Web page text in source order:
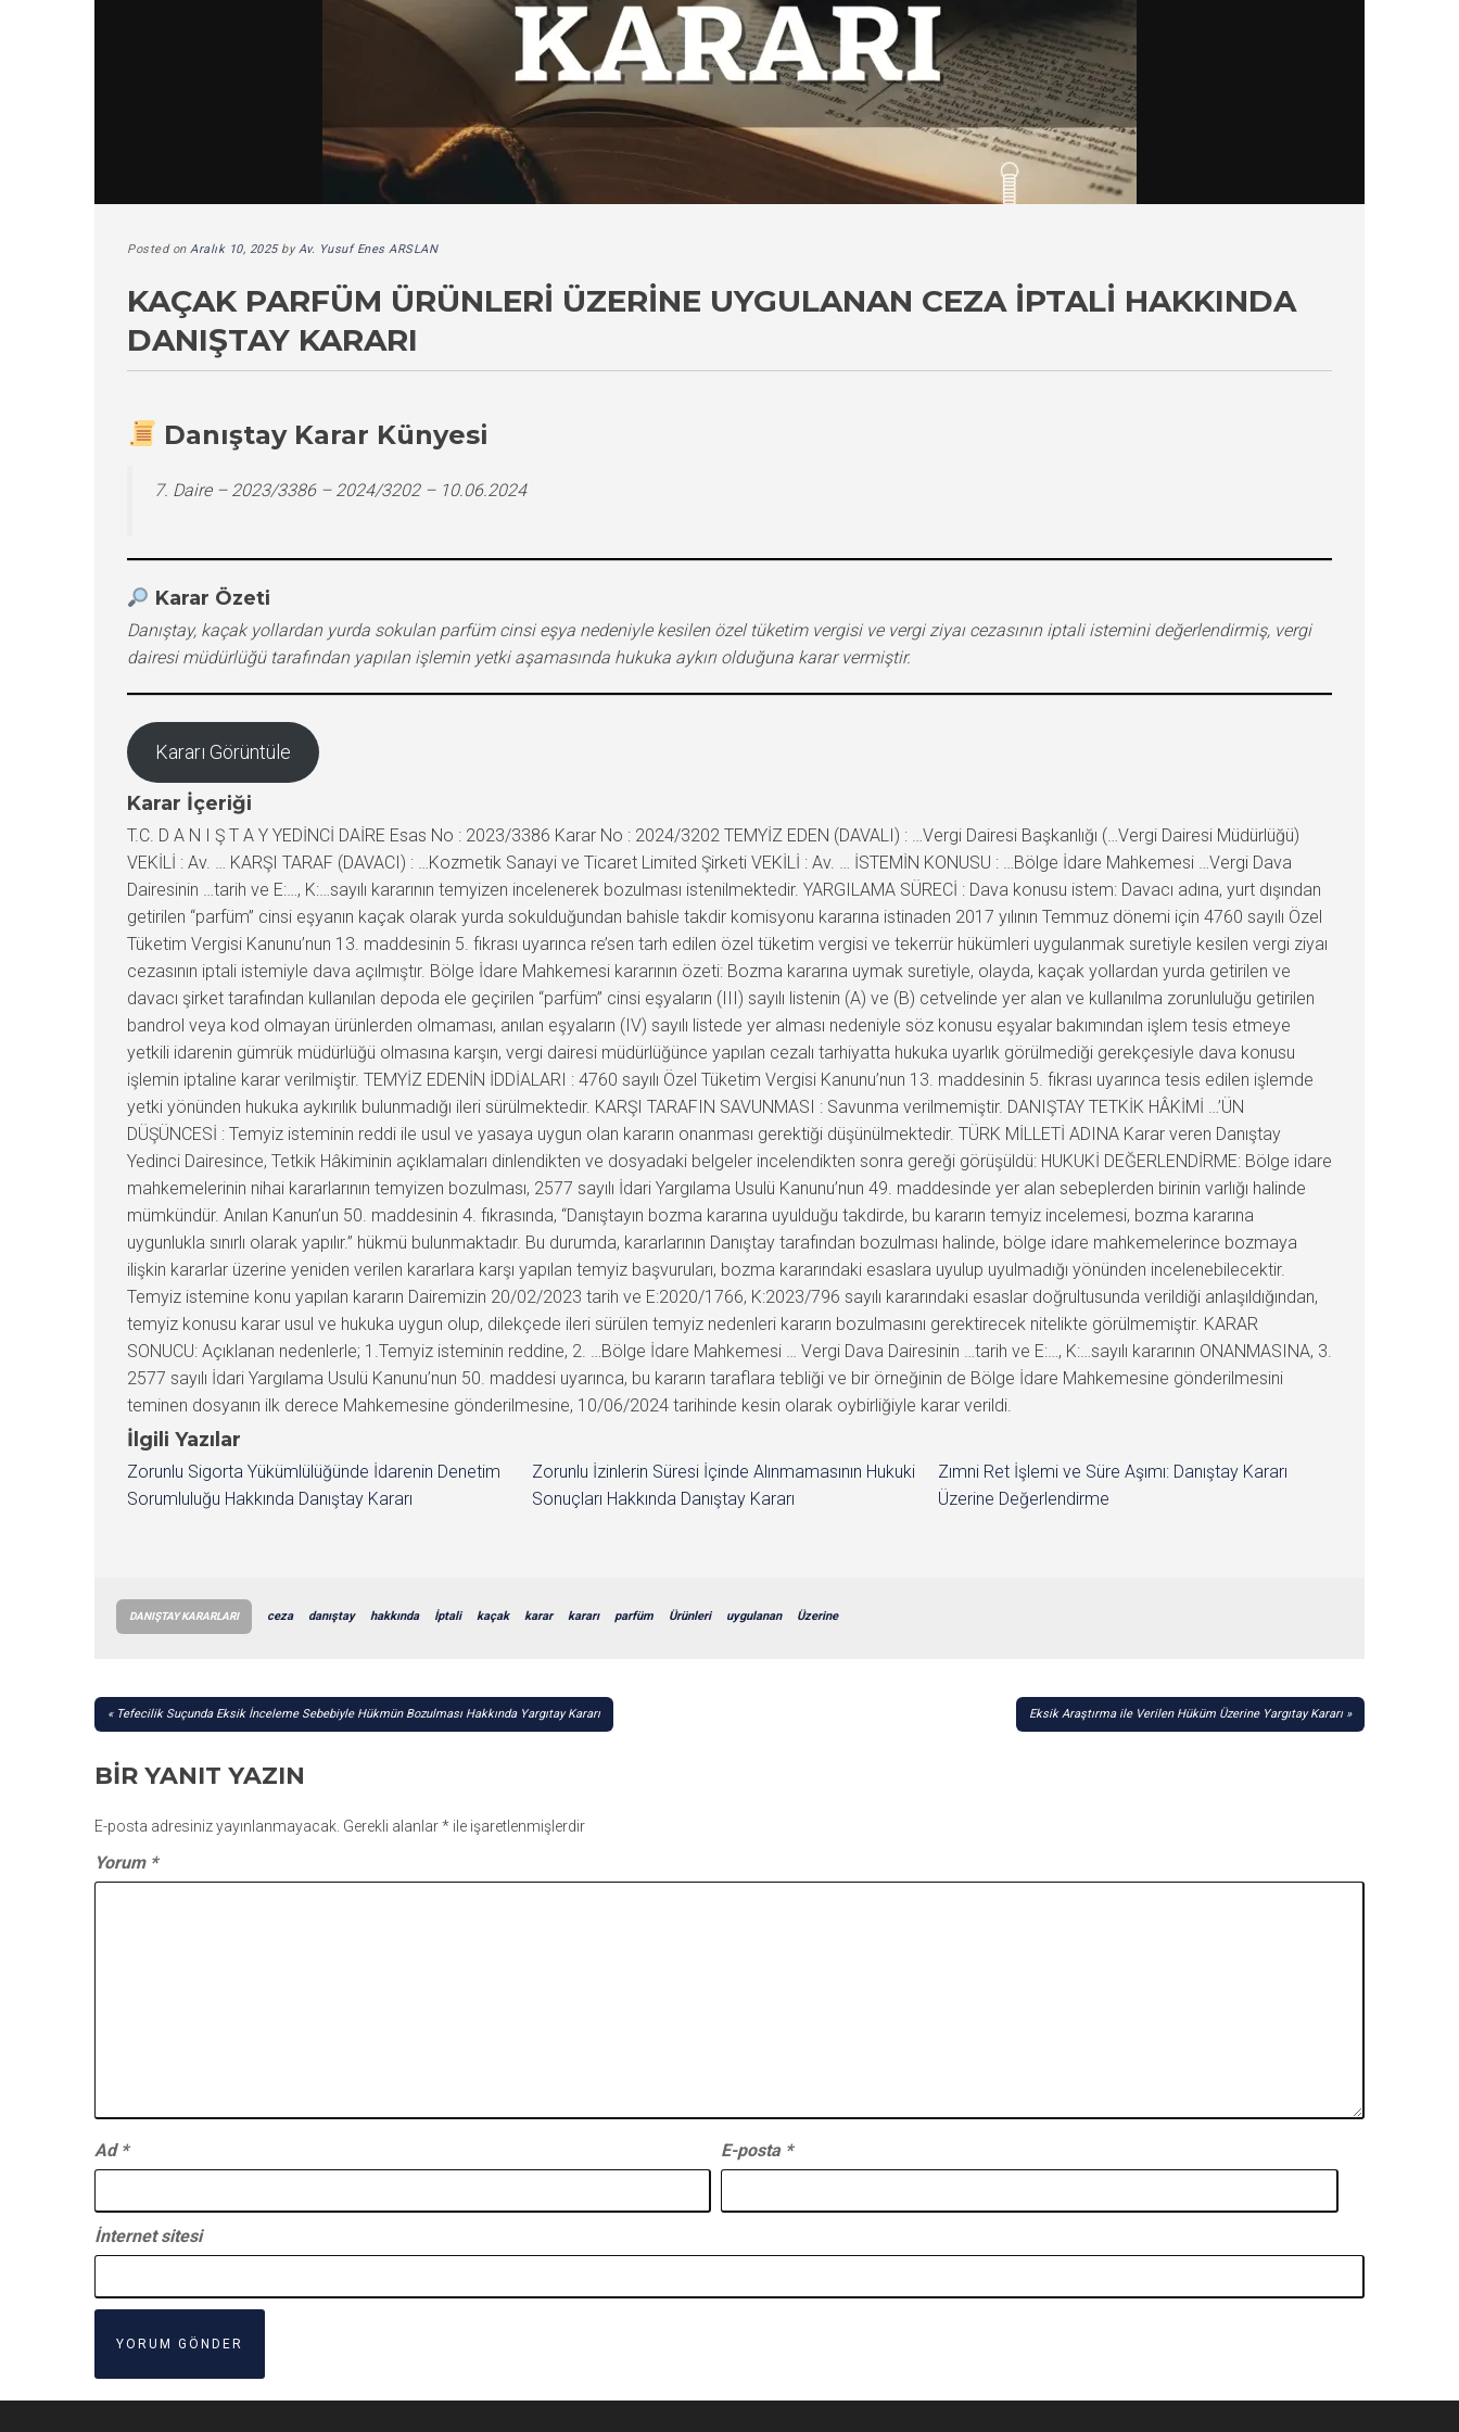
Posted on Aralık 10, 2025byAv. Yusuf Enes ARSLAN
KAÇAK PARFÜM ÜRÜNLERI ÜZERINE UYGULANAN CEZA İPTALI HAKKINDA
DANIŞTAY KARARI
Danıştay Karar Künyesi
7. Daire – 2023/3386 – 2024/3202 – 10.06.2024
Karar Özeti
Danıştay, kaçak yollardan yurda sokulan parfüm cinsi eşya nedeniyle kesilen özel tüketim vergisi ve vergi ziyaı cezasının iptali istemini değerlendirmiş, vergi
dairesi müdürlüğü tarafından yapılan işlemin yetki aşamasında hukuka aykırı olduğuna karar vermiştir.
Kararı Görüntüle
Karar İçeriği
T.C. D A N I Ş T A Y YEDİNCİ DAİRE Esas No : 2023/3386 Karar No : 2024/3202 TEMYİZ EDEN (DAVALI) : …Vergi Dairesi Başkanlığı (…Vergi Dairesi Müdürlüğü)
VEKİLİ : Av. … KARŞI TARAF (DAVACI) : …Kozmetik Sanayi ve Ticaret Limited Şirketi VEKİLİ : Av. … İSTEMİN KONUSU : …Bölge İdare Mahkemesi …Vergi Dava
Dairesinin …tarih ve E:…, K:…sayılı kararının temyizen incelenerek bozulması istenilmektedir. YARGILAMA SÜRECİ : Dava konusu istem: Davacı adına, yurt dışından
getirilen “parfüm” cinsi eşyanın kaçak olarak yurda sokulduğundan bahisle takdir komisyonu kararına istinaden 2017 yılının Temmuz dönemi için 4760 sayılı Özel
Tüketim Vergisi Kanunu’nun 13. maddesinin 5. fıkrası uyarınca re’sen tarh edilen özel tüketim vergisi ve tekerrür hükümleri uygulanmak suretiyle kesilen vergi ziyaı
cezasının iptali istemiyle dava açılmıştır. Bölge İdare Mahkemesi kararının özeti: Bozma kararına uymak suretiyle, olayda, kaçak yollardan yurda getirilen ve
davacı şirket tarafından kullanılan depoda ele geçirilen “parfüm” cinsi eşyaların (III) sayılı listenin (A) ve (B) cetvelinde yer alan ve kullanılma zorunluluğu getirilen
bandrol veya kod olmayan ürünlerden olmaması, anılan eşyaların (IV) sayılı listede yer alması nedeniyle söz konusu eşyalar bakımından işlem tesis etmeye
yetkili idarenin gümrük müdürlüğü olmasına karşın, vergi dairesi müdürlüğünce yapılan cezalı tarhiyatta hukuka uyarlık görülmediği gerekçesiyle dava konusu
işlemin iptaline karar verilmiştir. TEMYİZ EDENİN İDDİALARI : 4760 sayılı Özel Tüketim Vergisi Kanunu’nun 13. maddesinin 5. fıkrası uyarınca tesis edilen işlemde
yetki yönünden hukuka aykırılık bulunmadığı ileri sürülmektedir. KARŞI TARAFIN SAVUNMASI : Savunma verilmemiştir. DANIŞTAY TETKİK HÂKİMİ …’ÜN
DÜŞÜNCESİ : Temyiz isteminin reddi ile usul ve yasaya uygun olan kararın onanması gerektiği düşünülmektedir. TÜRK MİLLETİ ADINA Karar veren Danıştay
Yedinci Dairesince, Tetkik Hâkiminin açıklamaları dinlendikten ve dosyadaki belgeler incelendikten sonra gereği görüşüldü: HUKUKİ DEĞERLENDİRME: Bölge idare
mahkemelerinin nihai kararlarının temyizen bozulması, 2577 sayılı İdari Yargılama Usulü Kanunu’nun 49. maddesinde yer alan sebeplerden birinin varlığı halinde
mümkündür. Anılan Kanun’un 50. maddesinin 4. fıkrasında, “Danıştayın bozma kararına uyulduğu takdirde, bu kararın temyiz incelemesi, bozma kararına
uygunlukla sınırlı olarak yapılır.” hükmü bulunmaktadır. Bu durumda, kararlarının Danıştay tarafından bozulması halinde, bölge idare mahkemelerince bozmaya
ilişkin kararlar üzerine yeniden verilen kararlara karşı yapılan temyiz başvuruları, bozma kararındaki esaslara uyulup uyulmadığı yönünden incelenebilecektir.
Temyiz istemine konu yapılan kararın Dairemizin 20/02/2023 tarih ve E:2020/1766, K:2023/796 sayılı kararındaki esaslar doğrultusunda verildiği anlaşıldığından,
temyiz konusu karar usul ve hukuka uygun olup, dilekçede ileri sürülen temyiz nedenleri kararın bozulmasını gerektirecek nitelikte görülmemiştir. KARAR
SONUCU: Açıklanan nedenlerle; 1.Temyiz isteminin reddine, 2. …Bölge İdare Mahkemesi … Vergi Dava Dairesinin …tarih ve E:…, K:…sayılı kararının ONANMASINA, 3.
2577 sayılı İdari Yargılama Usulü Kanunu’nun 50. maddesi uyarınca, bu kararın taraflara tebliği ve bir örneğinin de Bölge İdare Mahkemesine gönderilmesini
teminen dosyanın ilk derece Mahkemesine gönderilmesine, 10/06/2024 tarihinde kesin olarak oybirliğiyle karar verildi.
İlgili Yazılar
Zorunlu Sigorta Yükümlülüğünde İdarenin Denetim
Sorumluluğu Hakkında Danıştay Kararı
Zorunlu İzinlerin Süresi İçinde Alınmamasının Hukuki
Sonuçları Hakkında Danıştay Kararı
Zımni Ret İşlemi ve Süre Aşımı: Danıştay Kararı
Üzerine Değerlendirme
DANIŞTAY KARARLARI ceza danıştay hakkında İptali kaçak karar kararı parfüm Ürünleri uygulanan Üzerine
YAZI
Tefecilik Suçunda Eksik İnceleme Sebebiyle Hükmün Bozulması Hakkında Yargıtay Kararı Eksik Araştırma ile Verilen Hüküm Üzerine Yargıtay Kararı
BIR YANIT YAZIN
E-posta adresiniz yayınlanmayacak. Gerekli alanlar* ile işaretlenmişlerdir
Yorum *
Ad * E-posta *
İnternet sitesi